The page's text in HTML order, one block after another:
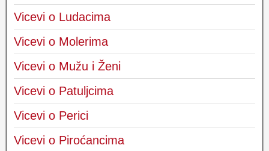
Vicevi o Ludacima
Vicevi o Molerima
Vicevi o Mužu i Ženi
Vicevi o Patuljcima
Vicevi o Perici
Vicevi o Piroćancima